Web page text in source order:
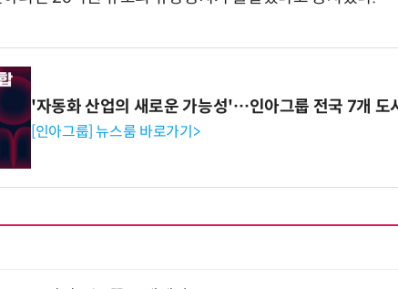
'자동화 산업의 새로운 가능성'…인아그룹 전국 7개 도
[인아그룹] 뉴스룸 바로가기>